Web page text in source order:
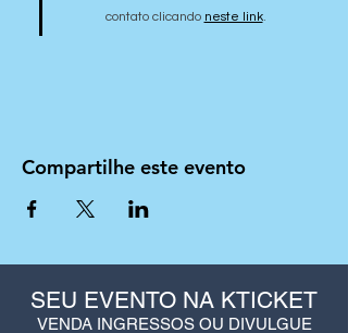
contato clicando neste link.
Compartilhe este evento
SEU EVENTO NA KTICKET
VENDA INGRESSOS OU DIVULGUE